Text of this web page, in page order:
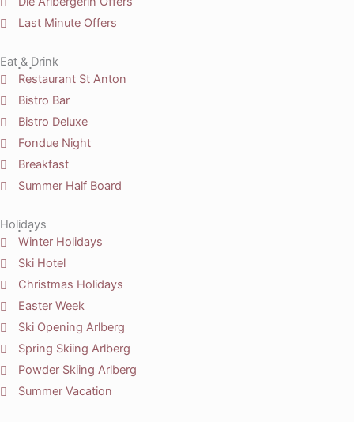
Last Minute Offers
Eat & Drink
Restaurant St Anton
Bistro Bar
Bistro Deluxe
Fondue Night
Breakfast
Summer Half Board
Holidays
Winter Holidays
Ski Hotel
Christmas Holidays
Easter Week
Ski Opening Arlberg
Spring Skiing Arlberg
Powder Skiing Arlberg
Summer Vacation